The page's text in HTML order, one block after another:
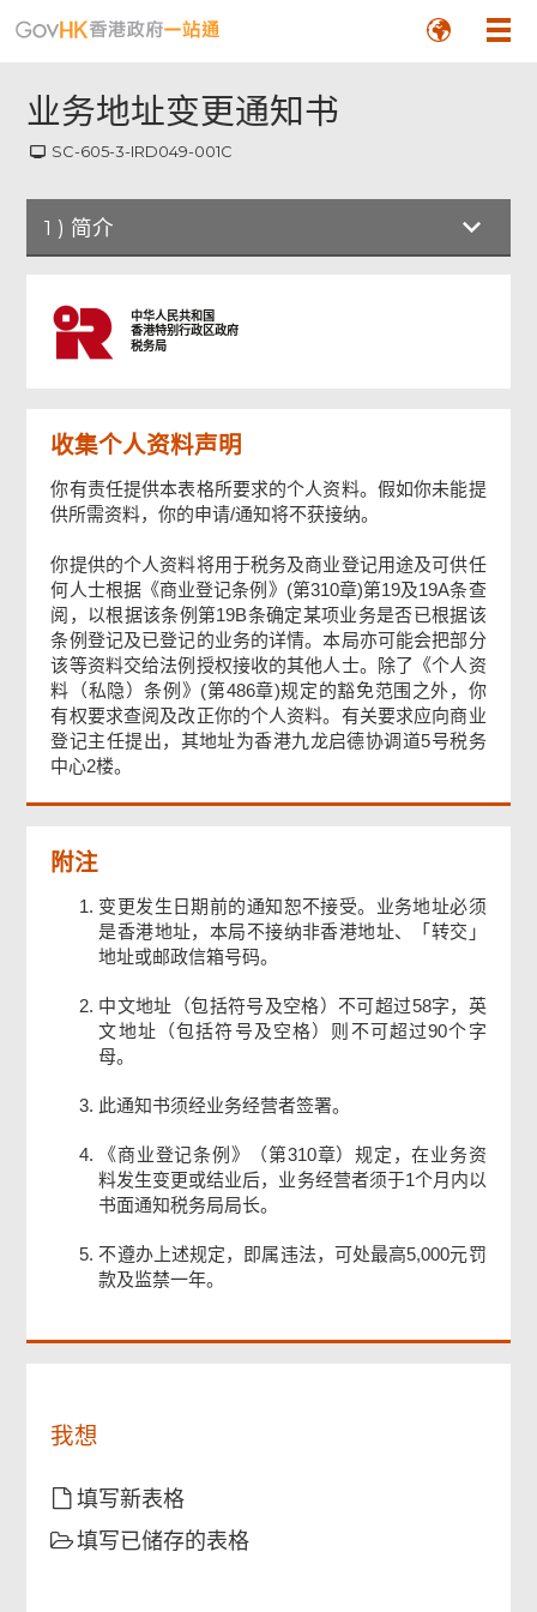
业务地址变更通知书
SC-605-3-IRD049-001C
1 ) 简介
签署人签署
确认通知书
中华人民共和国
香港特别行政区政府
税务局
收集个人资料声明
你有责任提供本表格所要求的个人资料。假如你未能提
供所需资料，你的申请/通知将不获接纳。
你提供的个人资料将用于税务及商业登记用途及可供任
何人士根据《商业登记条例》(第310章)第19及19A条查
阅，以根据该条例第19B条确定某项业务是否已根据该
条例登记及已登记的业务的详情。本局亦可能会把部分
该等资料交给法例授权接收的其他人士。除了《个人资
料（私隐）条例》(第486章)规定的豁免范围之外，你
有权要求查阅及改正你的个人资料。有关要求应向商业
登记主任提出，其地址为香港九龙启德协调道5号税务
中心2楼。
附注
变更发生日期前的通知恕不接受。业务地址必须
是香港地址，本局不接纳非香港地址、「转交」
地址或邮政信箱号码。
中文地址（包括符号及空格）不可超过58字，英
文地址（包括符号及空格）则不可超过90个字
母。
此通知书须经业务经营者签署。
《商业登记条例》（第310章）规定，在业务资
料发生变更或结业后，业务经营者须于1个月内以
书面通知税务局局长。
不遵办上述规定，即属违法，可处最高5,000元罚
款及监禁一年。
我想
填写新表格
填写已储存的表格